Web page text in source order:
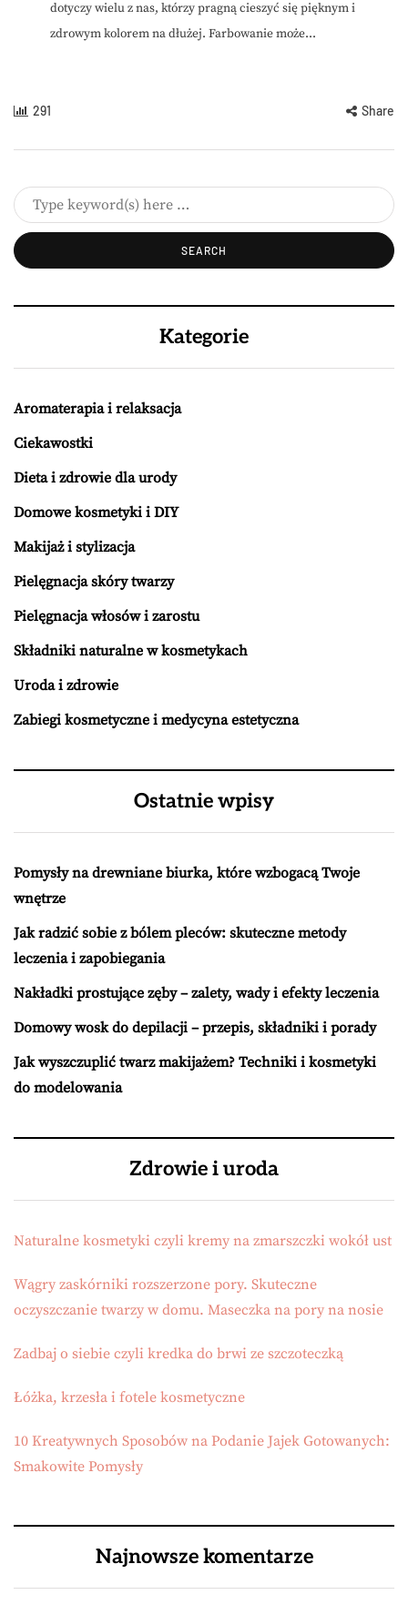
dotyczy wielu z nas, którzy pragną cieszyć się pięknym i
zdrowym kolorem na dłużej. Farbowanie może...
291 Share
Kategorie
Aromaterapia i relaksacja
Ciekawostki
Dieta i zdrowie dla urody
Domowe kosmetyki i DIY
Makijaż i stylizacja
Pielęgnacja skóry twarzy
Pielęgnacja włosów i zarostu
Składniki naturalne w kosmetykach
Uroda i zdrowie
Zabiegi kosmetyczne i medycyna estetyczna
Ostatnie wpisy
Pomysły na drewniane biurka, które wzbogacą Twoje
wnętrze
Jak radzić sobie z bólem pleców: skuteczne metody
leczenia i zapobiegania
Nakładki prostujące zęby – zalety, wady i efekty leczenia
Domowy wosk do depilacji – przepis, składniki i porady
Jak wyszczuplić twarz makijażem? Techniki i kosmetyki
do modelowania
Zdrowie i uroda
Naturalne kosmetyki czyli kremy na zmarszczki wokół ust
Wągry zaskórniki rozszerzone pory. Skuteczne
oczyszczanie twarzy w domu. Maseczka na pory na nosie
Zadbaj o siebie czyli kredka do brwi ze szczoteczką
Łóżka, krzesła i fotele kosmetyczne
10 Kreatywnych Sposobów na Podanie Jajek Gotowanych:
Smakowite Pomysły
Najnowsze komentarze